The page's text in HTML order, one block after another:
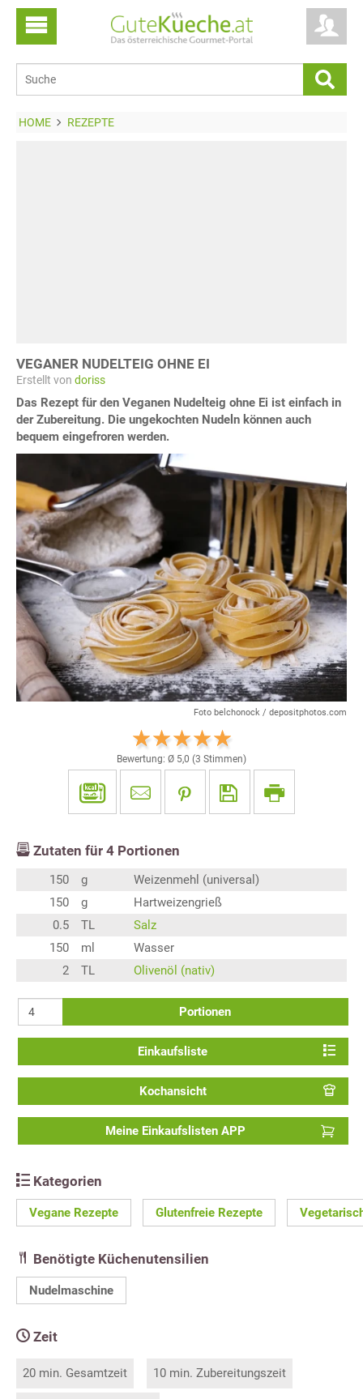
HOME REZEPTE
VEGANER NUDELTEIG OHNE EI
Erstellt von doriss
Das Rezept für den Veganen Nudelteig ohne Ei ist einfach in
der Zubereitung. Die ungekochten Nudeln können auch
bequem eingefroren werden.
Foto belchonock / depositphotos.com
Bewertung: Ø 5,0 (3 Stimmen)
Zutaten für 4 Portionen
150 g
Weizenmehl (universal)
150
g
Hartweizengrieß
0.5
TL
Salz
150
ml
Wasser
2
TL Olivenöl (nativ)
Portionen
Einkaufsliste
Kochansicht
Meine Einkaufslisten APP
Kategorien
Vegane Rezepte Glutenfreie Rezepte
Benötigte Küchenutensilien
Nudelmaschine
Zeit
20 min. Gesamtzeit 10 min. Zubereitungszeit